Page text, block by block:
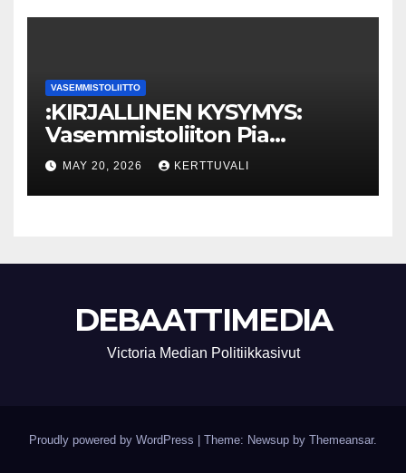
VASEMMISTOLIITTO
:KIRJALLINEN KYSYMYS:
Vasemmistoliiton Pia
Lohikoski: Missä viipyy Orpon
hallituksen drooniohjeistus
kunnille?
MAY 20, 2026 KERTTUVALI
DEBAATTIMEDIA
Victoria Median Politiikkasivut
Proudly powered by WordPress Theme: Newsup by Themeansar.